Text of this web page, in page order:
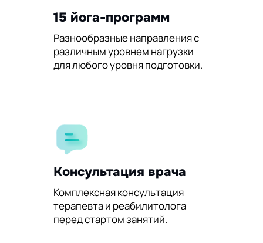
15 йога-программ
Разнообразные направления с
различным уровнем нагрузки
для любого уровня подготовки.
Консультация врача
Комплексная консультация
терапевта и реабилитолога
перед стартом занятий.